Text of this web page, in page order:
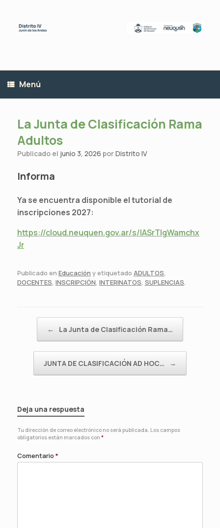
contenido
Menú
La Junta de Clasificación Rama
Adultos
Publicado el junio 3, 2026 porDistrito IV
Informa
Ya se encuentra disponible el tutorial de
inscripciones 2027:
https://cloud.neuquen.gov.ar/s/IASrTIgWamchx
Jr
Publicado en Educación y etiquetado ADULTOS,
DOCENTES, INSCRIPCIÓN, INTERINATOS, SUPLENCIAS.
← La Junta de Clasificación Rama…
JUNTA DE CLASIFICACIÓN AD HOC… →
Deja una respuesta
Tu dirección de correo electrónico no será publicada. Los campos
obligatorios están marcados con *
Comentario *